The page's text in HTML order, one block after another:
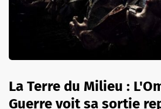
La Terre du Milieu :
Guerre voit sa sortie